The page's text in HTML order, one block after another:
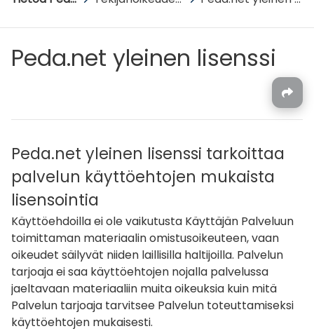
Peda.net yleinen lisenssi
Peda.net yleinen lisenssi tarkoittaa
palvelun käyttöehtojen mukaista
lisensointia
Käyttöehdoilla ei ole vaikutusta Käyttäjän Palveluun
toimittaman materiaalin omistusoikeuteen, vaan
oikeudet säilyvät niiden laillisilla haltijoilla. Palvelun
tarjoaja ei saa käyttöehtojen nojalla palvelussa
jaeltavaan materiaaliin muita oikeuksia kuin mitä
Palvelun tarjoaja tarvitsee Palvelun toteuttamiseksi
käyttöehtojen mukaisesti.